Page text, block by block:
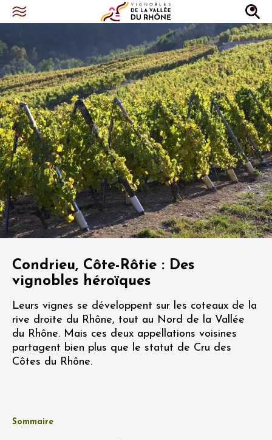
Condrieu, Côte-Rôtie : Des
vignobles héroïques
Leurs vignes se développent sur les coteaux de la
rive droite du Rhône, tout au Nord de la Vallée
du Rhône. Mais ces deux appellations voisines
partagent bien plus que le statut de Cru des
Côtes du Rhône.
Sommaire